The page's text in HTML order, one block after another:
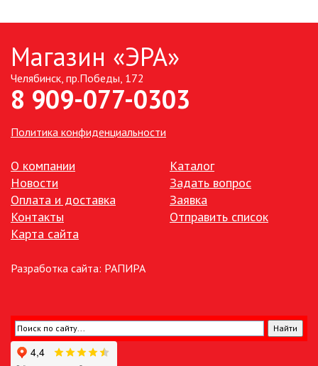
УЛИЧНОЕ ОСВЕЩЕНИЕ НА
УЛИЧНЫЕ СВЕТИЛЬНИКИ
ФОНТАНЫ
ЭЛЕМЕНТЫ ПИТАНИЯ
Магазин «ЭРА»
Челябинск, пр.Победы, 172
8 909-077-0303
Политика конфиденциальности
О компании
Новости
Оплата и доставка
Контакты
Карта сайта
Каталог
Задать вопрос
Заявка
Отправить список
Разработка сайта: РАПИРА